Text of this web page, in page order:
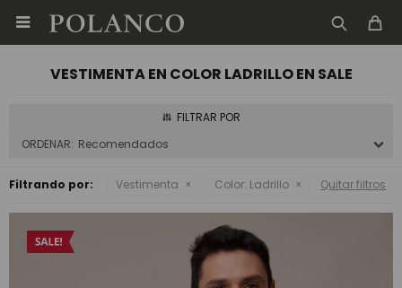

VESTIMENTA EN COLOR LADRILLO EN SALE
Recomendados
Filtrando por: Vestimenta Color: Ladrillo Quitar filtros